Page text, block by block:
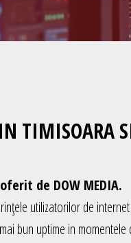
TIMISOARA
de DOW MEDIA.
utilizatorilor de
bun uptime in momentele